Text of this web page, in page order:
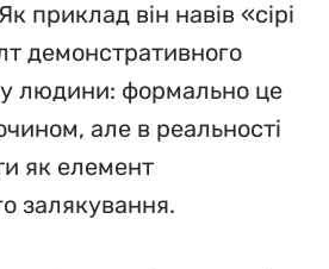
приклад він навів «сірі
демонстративного
людини: формально це
але в реальності
як елемент
залякування.